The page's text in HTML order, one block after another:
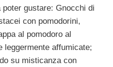
gustare: Gnocchi di
con pomodorini,
al pomodoro al
leggermente affumicate;
su misticanza con